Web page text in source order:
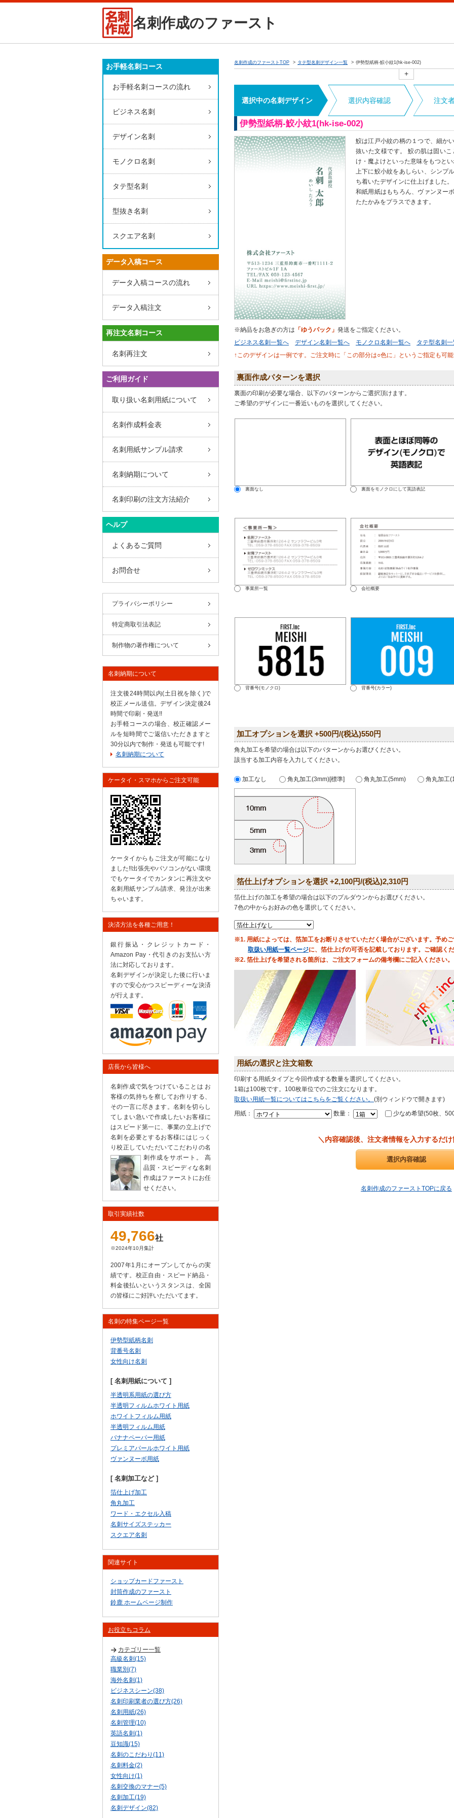
名刺作成のファースト
名刺作成のファーストTOP タテ型名刺デザイン一覧 伊勢型紙柄-鮫小紋1(hk-ise-002)
+
選択中の名刺デザイン 選択内容確認 注文
伊勢型紙柄-鮫小紋1(hk-ise-002)
鮫は江戸小紋の柄の１つで、細か
抜いた文様です。 鮫の肌は固い
け・魔よけといった意味をもつとい
上下に鮫小紋をあしらい、シンプ
ち着いたデザインに仕上げました。
和紙用紙はもちろん、ヴァンヌー
たたかみをプラスできます。
※納品をお急ぎの方は 「ゆうパック」 発送をご指定ください。
ビジネス名刺一覧へ
デザイン名刺一覧へ モノクロ名刺一覧へ タテ型名刺
↑このデザインは一例です。ご注文時に「この部分は○色に」というご指定も可能
裏面作成パターンを選択
裏面の印刷が必要な場合、以下のパターンからご選択頂けます。
ご希望のデザインに一番近いものを選択してください。
裏面なし 裏面をモノクロにして英語表記
事業所一覧 会社概要
背番号(モノクロ) 背番号(カラー)
加工オプションを選択 +500円/(税込)550円
角丸加工を希望の場合は以下のパターンからお選びください。
該当する加工内容を入力してください。
加工なし 角丸加工(3mm)[標準] 角丸加工(5mm) 角丸加工
箔仕上げオプションを選択 +2,100円/(税込)2,310円
箔仕上げの加工を希望の場合は以下のプルダウンからお選びください。
7色の中からお好みの色を選択してください。
※1. 用紙によっては、箔加工をお断りさせていただく場合がございます。予めご
取扱い用紙一覧ページに、箔仕上げの可否を記載しております。ご確認くだ
※2. 箔仕上げを希望される箇所は、ご注文フォームの備考欄にご記入ください。
用紙の選択と注文箱数
印刷する用紙タイプと今回作成する数量を選択してください。
1箱は100枚です。100枚単位でのご注文になります。
取扱い用紙一覧についてはこちらをご覧ください。 (別ウィンドウで開きます)
用紙： 数量： 少なめ希望(50枚、
＼内容確認後、注文者情報を入力するだ
名刺作成のファーストTOPに戻る
お手軽名刺コース
お手軽名刺コースの流れ
ビジネス名刺
デザイン名刺
モノクロ名刺
タテ型名刺
型抜き名刺
スクエア名刺
データ入稿コース
データ入稿コースの流れ
データ入稿注文
再注文名刺コース
名刺再注文
ご利用ガイド
取り扱い名刺用紙について
名刺作成料金表
名刺用紙サンプル請求
名刺納期について
名刺印刷の注文方法紹介
ヘルプ
よくあるご質問
お問合せ
プライバシーポリシー
特定商取引法表記
制作物の著作権について
名刺納期について
注文後24時間以内(土日祝を除く)で
校正メール送信。デザイン決定後24
時間で印刷・発送!!
お手軽コースの場合、校正確認メー
ルを短時間でご返信いただきますと
30分以内で制作・発送も可能です!
名刺納期について
ケータイ・スマホからご注文可能
ケータイからもご注文が可能になり
ました!!出張先やパソコンがない環境
でもケータイでカンタンに再注文や
名刺用紙サンプル請求、発注が出来
ちゃいます。
決済方法を各種ご用意！
銀行振込・クレジットカード・
Amazon Pay・代引きのお支払い方
法に対応しております。
名刺デザインが決定した後に行いま
すので安心かつスピーディーな決済
が行えます。
店長から皆様へ
名刺作成で気をつけていることは お
客様の気持ちを察してお作りする、
その一言に尽きます。名刺を切らし
てしまい急いで作成したいお客様に
はスピード第一に、事業の立上げで
名刺を必要とするお客様にはじっく
り校正していただいてこだわりの名
刺作成をサポート。
高
品質・スピーディな名刺
作成はファーストにお任
せください。
取引実績社数
49,766社
※2024年10月集計
2007年1月にオープンしてからの実
績です。校正自由・スピード納品・
料金後払いというスタンスは、全国
の皆様にご好評いただいてます。
名刺の特集ページ一覧
伊勢型紙柄名刺
背番号名刺
女性向け名刺
[ 名刺用紙について ]
半透明系用紙の選び方
半透明フィルムホワイト用紙
ホワイトフィルム用紙
半透明フィルム用紙
バナナペーパー用紙
プレミアパールホワイト用紙
ヴァンヌーボ用紙
[ 名刺加工など ]
箔仕上げ加工
角丸加工
ワード・エクセル入稿
名刺サイズステッカー
スクエア名刺
関連サイト
ショップカードファースト
封筒作成のファースト
鈴鹿 ホームページ制作
お役立ちコラム
カテゴリー一覧
高級名刺(15)
職業別(7)
海外名刺(1)
ビジネスシーン(38)
名刺印刷業者の選び方(26)
名刺用紙(26)
名刺管理(10)
英語名刺(1)
豆知識(15)
名刺のこだわり(11)
名刺料金(2)
女性向け(1)
名刺交換のマナー(5)
名刺加工(19)
名刺デザイン(82)